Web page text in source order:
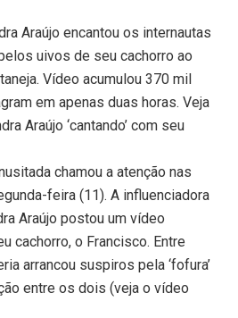
Araújo encantou os internautas
uivos de seu cachorro ao
Vídeo acumulou 370 mil
em apenas duas horas. Veja
Araújo ‘cantando’ com seu
chamou a atenção nas
feira (11). A influenciadora
Araújo postou um vídeo
cachorro, o Francisco. Entre
arrancou suspiros pela ‘fofura’
entre os dois (veja o vídeo